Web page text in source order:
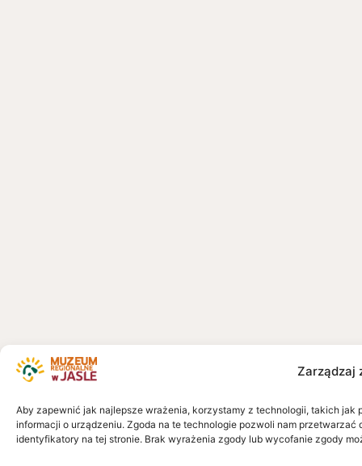
Zarządzaj
Aby zapewnić jak najlepsze wrażenia, korzystamy z technologii, takich
informacji o urządzeniu. Zgoda na te technologie pozwoli nam
identyfikatory na tej stronie. Brak wyrażenia zgody lub wycofanie zgody